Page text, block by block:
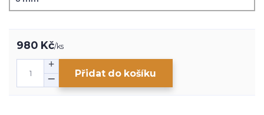
980 Kč/ks
Přidat do košíku